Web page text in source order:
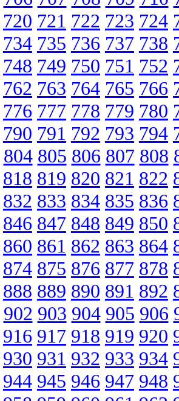
720 721 722 723 724
734 735 736 737 738
748 749 750 751 752
762 763 764 765 766
776 777 778 779 780
790 791 792 793 794
804 805 806 807 808
818 819 820 821 822
832 833 834 835 836
846 847 848 849 850
860 861 862 863 864
874 875 876 877 878
888 889 890 891 892
902 903 904 905 906
916 917 918 919 920
930 931 932 933 934
944 945 946 947 948